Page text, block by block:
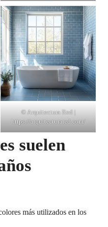
© Arquitectura Red |
https://arquitecturared.com/
suelen
más utilizados en los